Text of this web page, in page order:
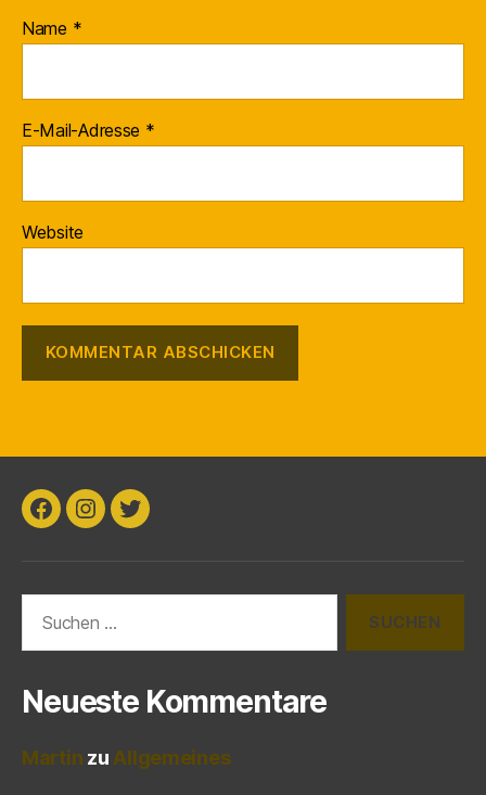
Name *
E-Mail-Adresse *
Website
Facebook
Instagram
Twitter
nach:
Neueste Kommentare
Martin zu Allgemeines